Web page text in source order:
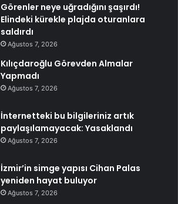
Görenler neye uğradığını şaşırdı!
Elindeki kürekle plajda oturanlara
saldırdı
Ağustos 7, 2026
Kılıçdaroğlu Görevden Almalar
Yapmadı
Ağustos 7, 2026
İnternetteki bu bilgileriniz artık
paylaşılamayacak: Yasaklandı
Ağustos 7, 2026
İzmir’in simge yapısı Cihan Palas
yeniden hayat buluyor
Ağustos 7, 2026